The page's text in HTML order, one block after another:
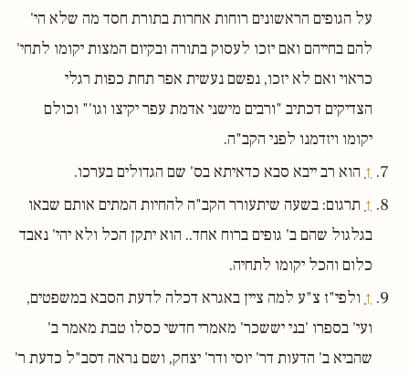
על הגופים הראשונים רוחות אחרות בתורת חסד מה שלא הי'
להם בחייהם ואם יזכו לעסוק בתורה ובקיום המצות יקומו לתחי'
כראוי ואם לא יזכו, נפשם נעשית אפר תחת כפות רגלי
הצדיקים דכתיב "ורבים מישני אדמת עפר יקיצו וגו'" וכולם
יקומו ויזדמנו לפני הקב"ה.
↑ הוא רב ייבא סבא כדאיתא בס' שם הגדולים בערכו.
↑ תרגום: בשעה שיתעורר הקב"ה להחיות המתים אותם שבאו
בגלגול שהם ב' גופים ברוח אחד.. הוא יתקן הכל ולא יהי' נאבד
כלום והכל יקומו לתחיה.
↑ ולפי"ז צ"ע למה ציין באגרא דכלה לדעת הסבא במשפטים,
ועי' בספרו 'בני יששכר' מאמרי חדשי כסלו טבת מאמר ב'
שהביא ב' הדעות דר' יוסי ודר' יצחק, ושם נראה דסב"ל כדעת ר'